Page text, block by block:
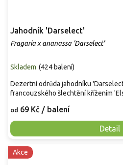
Jahodník 'Darselect'
Fragaria x ananassa 'Darselect'
Skladem (424 balení)
od 69 Kč / balení
Detail
Dezertní odrůda jahodníku
francouzského šlechtění křížením
Akce